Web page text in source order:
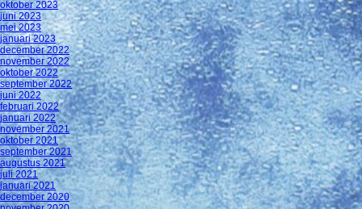
oktober 2023
juni 2023
mei 2023
januari 2023
december 2022
november 2022
oktober 2022
september 2022
juni 2022
februari 2022
januari 2022
november 2021
oktober 2021
september 2021
augustus 2021
juli 2021
januari 2021
december 2020